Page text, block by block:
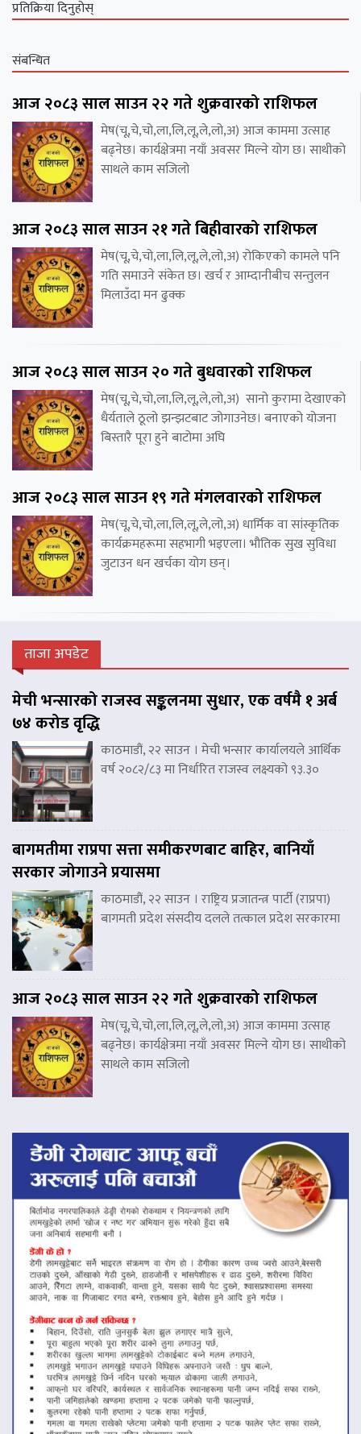
प्रतिक्रिया दिनुहोस्
संबन्धित
आज २०८३ साल साउन २२ गते शुक्रवारको राशिफल
मेष(चू,चे,चो,ला,लि,लू,ले,लो,अ) आज काममा उत्साह
बढ्नेछ। कार्यक्षेत्रमा नयाँ अवसर मिल्ने योग छ। साथीको
साथले काम सजिलो
आज २०८३ साल साउन २१ गते बिहीवारको राशिफल
मेष(चू,चे,चो,ला,लि,लू,ले,लो,अ) रोकिएको कामले पनि
गति समाउने संकेत छ। खर्च र आम्दानीबीच सन्तुलन
मिलाउँदा मन ढुक्क
आज २०८३ साल साउन २० गते बुधवारको राशिफल
मेष(चू,चे,चो,ला,लि,लू,ले,लो,अ) सानो कुरामा देखाएको
धैर्यताले ठूलो झन्झटबाट जोगाउनेछ। बनाएको योजना
बिस्तारै पूरा हुने बाटोमा अघि
आज २०८३ साल साउन १९ गते मंगलवारको राशिफल
मेष(चू,चे,चो,ला,लि,लू,ले,लो,अ) धार्मिक वा सांस्कृतिक
कार्यक्रमहरूमा सहभागी भइएला। भौतिक सुख सुविधा
जुटाउन धन खर्चका योग छन्।
ताजा अपडेट
मेची भन्सारको राजस्व सङ्कलनमा सुधार, एक वर्षमै १ अर्ब
७४ करोड वृद्धि
काठमाडौं, २२ साउन । मेची भन्सार कार्यालयले आर्थिक
वर्ष २०८२/८३ मा निर्धारित राजस्व लक्ष्यको ९३.३०
बागमतीमा राप्रपा सत्ता समीकरणबाट बाहिर, बानियाँ
सरकार जोगाउने प्रयासमा
काठमाडौं, २२ साउन । राष्ट्रिय प्रजातन्त्र पार्टी (राप्रपा)
बागमती प्रदेश संसदीय दलले तत्काल प्रदेश सरकारमा
आज २०८३ साल साउन २२ गते शुक्रवारको राशिफल
मेष(चू,चे,चो,ला,लि,लू,ले,लो,अ) आज काममा उत्साह
बढ्नेछ। कार्यक्षेत्रमा नयाँ अवसर मिल्ने योग छ। साथीको
साथले काम सजिलो